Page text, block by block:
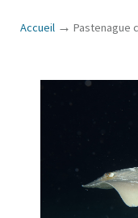
Accueil → Pastenague